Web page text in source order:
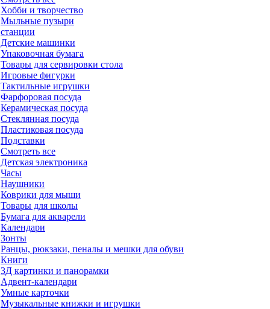
Хобби и творчество
Мыльные пузыри
станции
Детские машинки
Упаковочная бумага
Товары для сервировки стола
Игровые фигурки
Тактильные игрушки
Фарфоровая посуда
Керамическая посуда
Стеклянная посуда
Пластиковая посуда
Подставки
Смотреть все
Детская электроника
Часы
Наушники
Коврики для мыши
Товары для школы
Бумага для акварели
Календари
Зонты
Ранцы, рюкзаки, пеналы и мешки для обуви
Книги
3Д картинки и панорамки
Адвент-календари
Умные карточки
Музыкальные книжки и игрушки